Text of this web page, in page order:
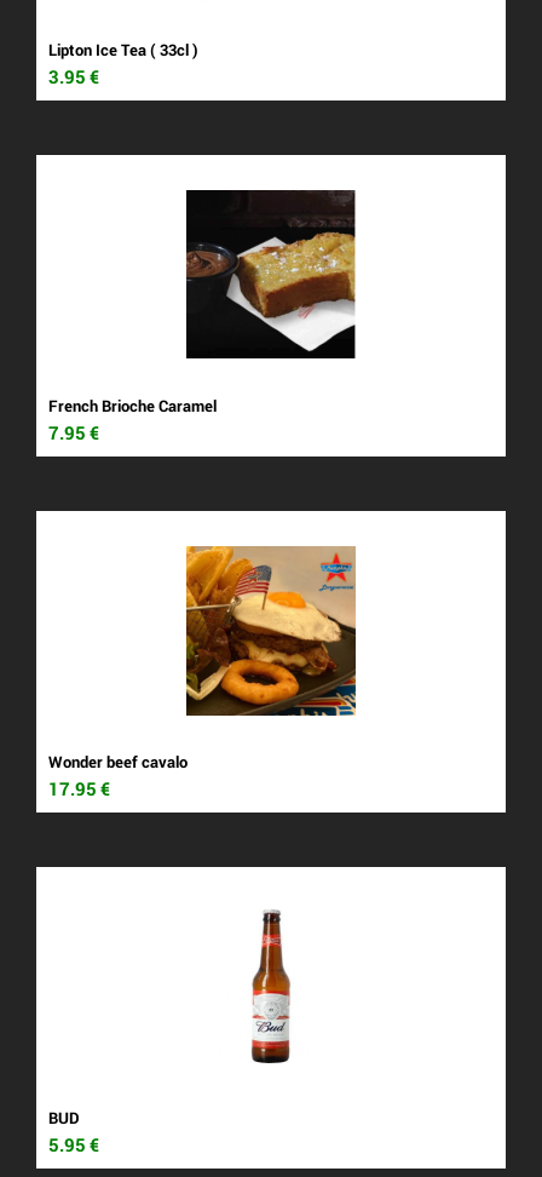
Lipton Ice Tea ( 33cl )
3.95 €
French Brioche Caramel
7.95 €
Wonder beef cavalo
17.95 €
BUD
5.95 €